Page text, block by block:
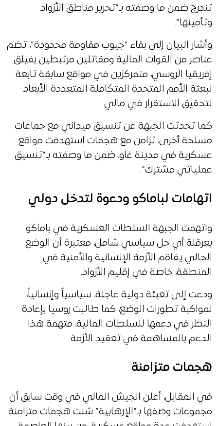
تندرج ضمن ما وصفته بـ“تحرير مناطق الأزواد
وتأمينها”.
وأشار البيان إلى بقاء “جيوب مقاومة محدودة”، تضم
عناصر من القوات المالية ومقاتلين مرتبطين بفيلق
إفريقيا الروسي، متمركزين في مواقع سابقة تابعة
لبعثة الأمم المتحدة المتكاملة المتعددة الأبعاد
لتحقيق الاستقرار في مالي.
كما تحدثت الجبهة عن تنسيق ميداني مع جماعات
مسلحة أخرى، تزامن مع هجمات استهدفت مواقع
عسكرية في مدينة غاو، ضمن ما وصفته بـ“تنسيق
عملياتي مشترك”.
اتهامات لباماكو ودعوة لتدخل دولي
واتهمت الجبهة السلطات العسكرية في باماكو
بعرقلة أي حل سياسي شامل، معتبرة أن الوضع
الحالي يفاقم الأزمة الإنسانية والأمنية في
المنطقة، خاصة في إقليم الأزواد.
ودعت إلى تعبئة دولية عاجلة، سياسياً وإنسانياً،
لمواكبة تطورات الوضع، كما طالبت روسيا بإعادة
النظر في دعمها للسلطات المالية، متهمة هذا
الدعم بالمساهمة في تعقيد الأزمة.
هجمات متزامنة
في المقابل، أعلن الجيش المالي في وقت سابق أن
مجموعات وصفها بـ“الإرهابية” شنت هجمات متزامنة